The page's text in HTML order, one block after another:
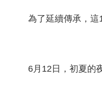
為了延續傳承，這13
6月12日，初夏的夜